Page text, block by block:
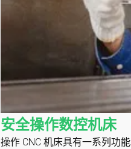
安全操作数控机床
操作 CNC 机床具有一系列功